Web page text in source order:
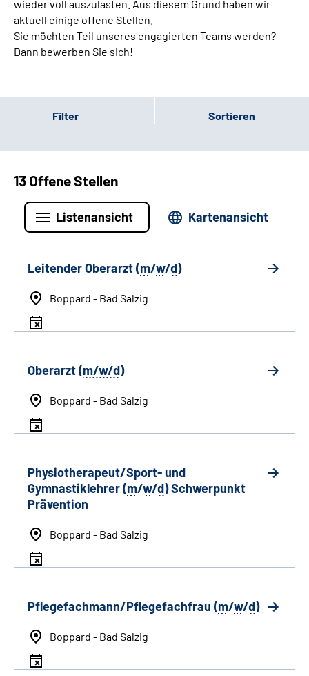
wieder voll auszulasten. Aus diesem Grund haben wir
aktuell einige offene Stellen.
Sie möchten Teil unseres engagierten Teams werden?
Dann bewerben Sie sich!
Filter Sortieren
13 Offene Stellen
Listenansicht Kartenansicht
Leitender Oberarzt (m/w/d)
Boppard - Bad Salzig
Oberarzt (m/w/d)
Boppard - Bad Salzig
Physiotherapeut/Sport- und
Gymnastiklehrer (m/w/d) Schwerpunkt
Prävention
Boppard - Bad Salzig
Pflegefachmann/Pflegefachfrau (m/w/d)
Boppard - Bad Salzig